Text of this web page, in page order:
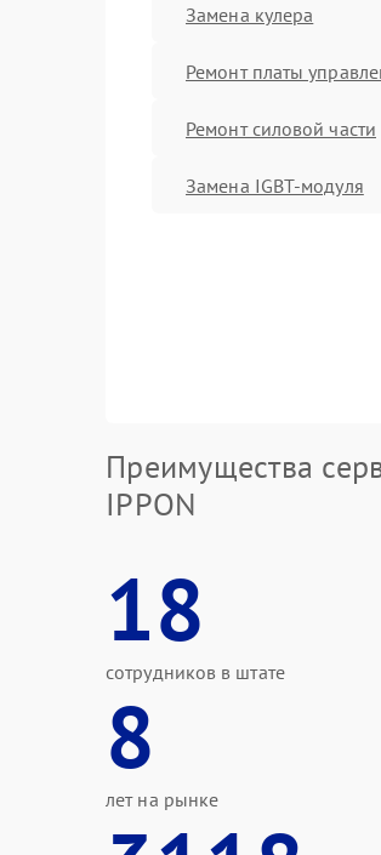
Замена кулера
Ремонт платы
Ремонт силовой части
Замена IGBT-модуля
Преимущества
IPPON
18
сотрудников в штате
8
лет на рынке